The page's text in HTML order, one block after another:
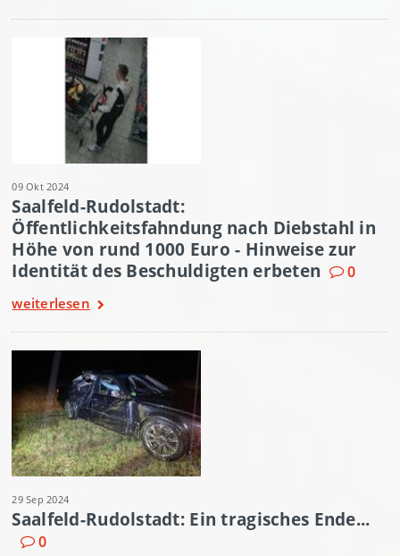
09 Okt 2024
Saalfeld-Rudolstadt:
Öffentlichkeitsfahndung nach Diebstahl in
Höhe von rund 1000 Euro - Hinweise zur
Identität des Beschuldigten erbeten
0
weiterlesen
29 Sep 2024
Saalfeld-Rudolstadt: Ein tragisches Ende...
0